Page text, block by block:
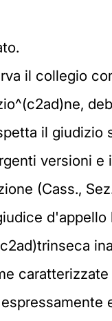
il collegio
il giudizio
versioni
(Cass.,